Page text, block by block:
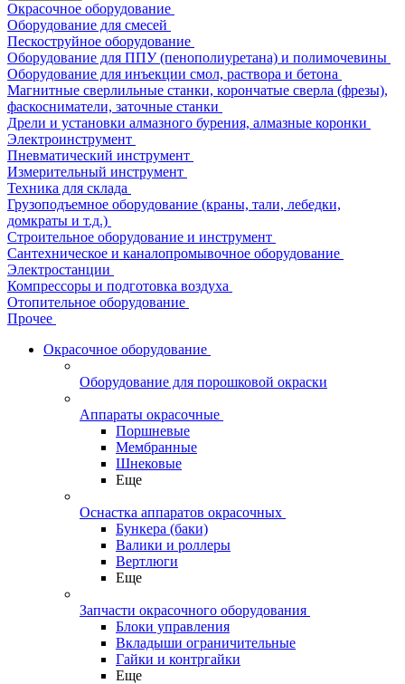
Окрасочное оборудование
Оборудование для смесей
Пескоструйное оборудование
Оборудование для ППУ (пенополиуретана) и полимочевины
Оборудование для инъекции смол, раствора и бетона
Магнитные сверлильные станки, корончатые сверла (фрезы),
фаскосниматели, заточные станки
Дрели и установки алмазного бурения, алмазные коронки
Электроинструмент
Пневматический инструмент
Измерительный инструмент
Техника для склада
Грузоподъемное оборудование (краны, тали, лебедки,
домкраты и т.д.)
Строительное оборудование и инструмент
Сантехническое и каналопромывочное оборудование
Электростанции
Компрессоры и подготовка воздуха
Отопительное оборудование
Прочее
Окрасочное оборудование
Оборудование для порошковой окраски
Аппараты окрасочные
Поршневые
Мембранные
Шнековые
Еще
Оснастка аппаратов окрасочных
Бункера (баки)
Валики и роллеры
Вертлюги
Еще
Запчасти окрасочного оборудования
Блоки управления
Вкладыши ограничительные
Гайки и контргайки
Еще